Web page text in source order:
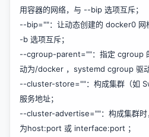
用容器的网络，与 --bip 选项互斥；
--bip=""：让动态创建的 docker0 网
-b 选项互斥；
--cgroup-parent=""：指定 cgroup
动为/docker ，systemd cgroup 驱
--cluster-store=""：构成集群（如
服务地址；
--cluster-advertise=""：构成集群时
为host:port 或 interface:port ；